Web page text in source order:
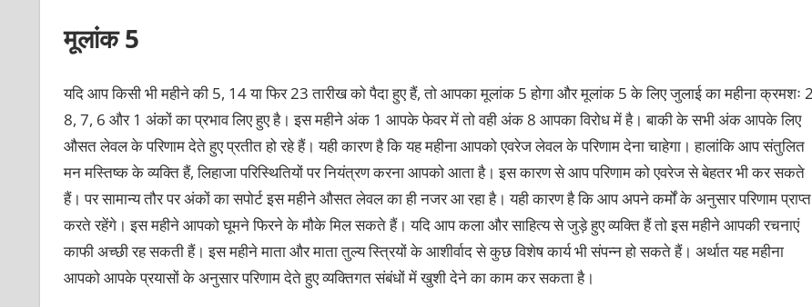
मूलांक 5
यदि आप किसी भी महीने की 5, 14 या फिर 23 तारीख को पैदा हुए हैं, तो आपका मूलांक 5 होगा और मूलांक 5 के लिए जुलाई का महीना क्रमशः
8, 7, 6 और 1 अंकों का प्रभाव लिए हुए है। इस महीने अंक 1 आपके फेवर में तो वही अंक 8 आपका विरोध में है। बाकी के सभी अंक आपके लिए
औसत लेवल के परिणाम देते हुए प्रतीत हो रहे हैं। यही कारण है कि यह महीना आपको एवरेज लेवल के परिणाम देना चाहेगा। हालांकि आप संतुलित
मन मस्तिष्क के व्यक्ति हैं, लिहाजा परिस्थितियों पर नियंत्रण करना आपको आता है। इस कारण से आप परिणाम को एवरेज से बेहतर भी कर सकते
हैं। पर सामान्य तौर पर अंकों का सपोर्ट इस महीने औसत लेवल का ही नजर आ रहा है। यही कारण है कि आप अपने कर्मों के अनुसार परिणाम प्राप्त
करते रहेंगे। इस महीने आपको घूमने फिरने के मौके मिल सकते हैं। यदि आप कला और साहित्य से जुड़े हुए व्यक्ति हैं तो इस महीने आपकी रचनाएं
काफी अच्छी रह सकती हैं। इस महीने माता और माता तुल्य स्त्रियों के आशीर्वाद से कुछ विशेष कार्य भी संपन्न हो सकते हैं। अर्थात यह महीना
आपको आपके प्रयासों के अनुसार परिणाम देते हुए व्यक्तिगत संबंधों में खुशी देने का काम कर सकता है।